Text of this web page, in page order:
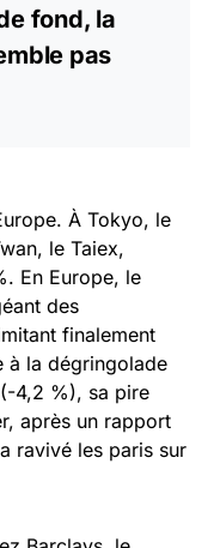
fond, la
pas
À Tokyo, le
le Taiex,
En Europe, le
des
finalement
à la dégringolade
4,2 %), sa pire
après un rapport
ravivé les paris sur